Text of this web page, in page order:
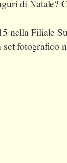
di Natale?
nella Filiale
fotografico